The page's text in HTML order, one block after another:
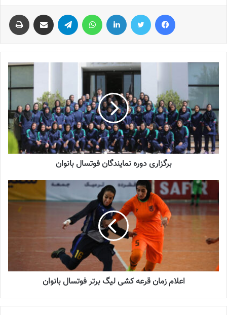
شماره 1054 روزنامه فوتبالز منتشر شد
شماره 900 روزنامه فوتبالز منتشر شد
2023-06-14
شماره 918 روزنامه فوتبالز منتشر شد
2023-07-07
سرمربی تیم ملی فوتبال بانوان می گوید دو بازی دوستانه برابر روسیه
می‌تواند شروع خوبی برای حضور در مرحله دوم مقدماتی المپیک
باشد.آزمون خاطر نشان کرد: در بازی برابر روسیه نیز برای هر دیدار برنامه
خاص خود را داریم، بدون تردید بازی اول برای ما مهمتر است. ما تمام
تلاش خود را برای موفقیت در هر دو بازی انجام می دهیم و هدفمان
کسب موفقیت در این بازیها است. امیدوارم بازیکنان بهترین عملکرد خود
را در این دو دیدار داشته باشند. دو بازی دوستانه برابر روسیه می تواند
یک شروع خوب برای حضور در مسابقات مرحله دوم آسیایی المپیک
باشد. امیدوارم در فیفا دی های پیش رو بازیهای تدارکاتی با تیم های
مطرح و قدرتمند دنیا داشته باشیم و بدون تردید انجام این مسابقات به
پیشرفت و توسعه تیم ملیفوتبالبانوان کمک بسزایی خواهد کرد.
برگزاری دوره نمایندگان فوتسال بانوان
اعلام زمان قرعه کشی لیگ برتر فوتسال بانوان